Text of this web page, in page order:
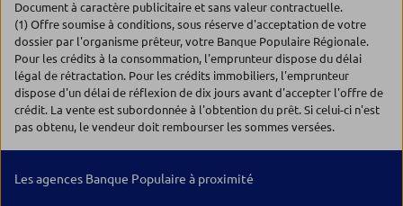
Document à caractère publicitaire et sans valeur contractuelle.
(1) Offre soumise à conditions, sous réserve d'acceptation de votre
dossier par l'organisme prêteur, votre Banque Populaire Régionale.
Pour les crédits à la consommation, l'emprunteur dispose du délai
légal de rétractation. Pour les crédits immobiliers, l'emprunteur
dispose d'un délai de réflexion de dix jours avant d'accepter l'offre de
crédit. La vente est subordonnée à l'obtention du prêt. Si celui-ci n'est
pas obtenu, le vendeur doit rembourser les sommes versées.
Les agences Banque Populaire à proximité